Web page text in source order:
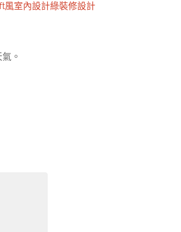
風室內設計綠裝修設計
。